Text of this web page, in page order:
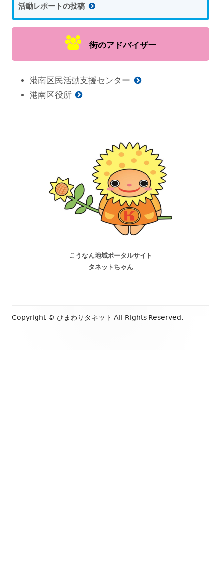
活動レポートの投稿
街のアドバイザー
港南区民活動支援センター
港南区役所
こうなん地域ポータルサイト
タネットちゃん
Copyright © ひまわりタネット All Rights Reserved.